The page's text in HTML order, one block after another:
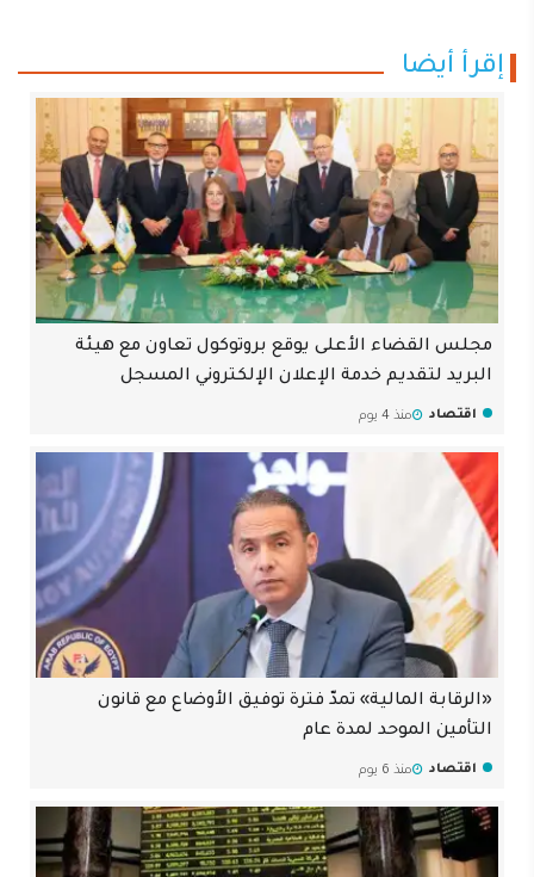
إقرأ أيضا
مجلس القضاء الأعلى يوقع بروتوكول تعاون مع هيئة
البريد لتقديم خدمة الإعلان الإلكتروني المسجل
اقتصاد منذ 4 يوم
«الرقابة المالية» تمدّ فترة توفيق الأوضاع مع قانون
التأمين الموحد لمدة عام
اقتصاد منذ 6 يوم